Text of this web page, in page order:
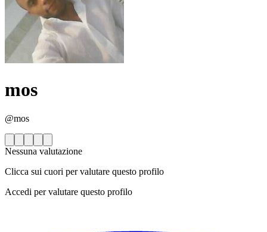
mos
@mos
Nessuna valutazione
Clicca sui cuori per valutare questo profilo
Accedi per valutare questo profilo